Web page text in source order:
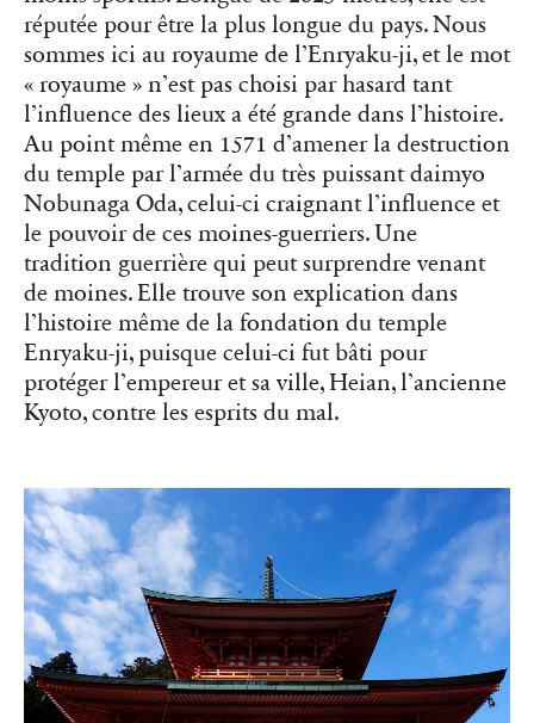
réputée pour être la plus longue du pays. Nous
sommes ici au royaume de l’Enryaku-ji, et le mot
« royaume » n’est pas choisi par hasard tant
l’influence des lieux a été grande dans l’histoire.
Au point même en 1571 d’amener la destruction
du temple par l’armée du très puissant daimyo
Nobunaga Oda, celui-ci craignant l’influence et
le pouvoir de ces moines-guerriers. Une
tradition guerrière qui peut surprendre venant
de moines. Elle trouve son explication dans
l’histoire même de la fondation du temple
Enryaku-ji, puisque celui-ci fut bâti pour
protéger l’empereur et sa ville, Heian, l’ancienne
Kyoto, contre les esprits du mal.